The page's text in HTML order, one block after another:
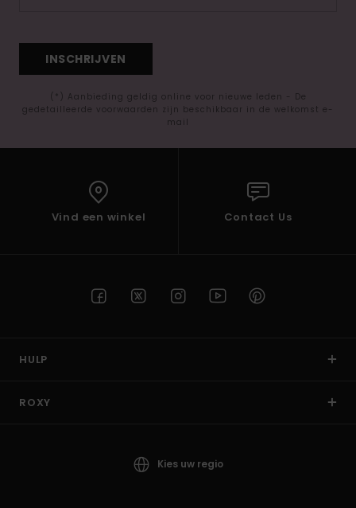
INSCHRIJVEN
(*) Aanbieding geldig online voor nieuwe leden - De
gedetailleerde voorwaarden zijn beschikbaar in de welkomst e-
mail
Vind een winkel Contact Us
HULP
ROXY
Kies uw regio